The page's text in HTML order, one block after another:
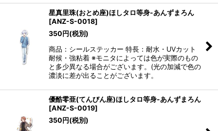
星真里珠(おとめ座)ほしタロ等身-あんずまろん
[ANZ-S-0018]
350円(税別)
商品：シールステッカー 特長：耐水・UVカット
耐候・強粘着 ※モニタによっては色が実際のもの
と多少異なる場合がございます。(光の加減で色の
濃淡に差が出ることがございます。
優酷零亜(てんびん座)ほしタロ等身-あんずまろん
[ANZ-S-0019]
350円(税別)